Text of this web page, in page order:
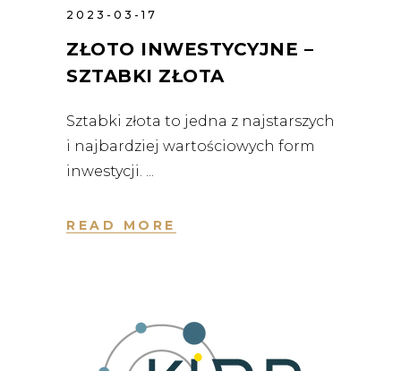
2023-03-17
ZŁOTO INWESTYCYJNE –
SZTABKI ZŁOTA
Sztabki złota to jedna z najstarszych
i najbardziej wartościowych form
inwestycji.
READ MORE